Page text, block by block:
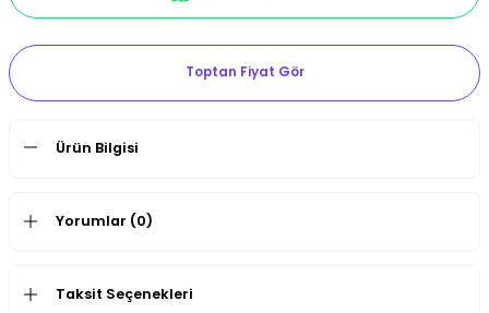
Toptan Fiyat Gör
Ürün Bilgisi
Yorumlar (0)
Taksit Seçenekleri